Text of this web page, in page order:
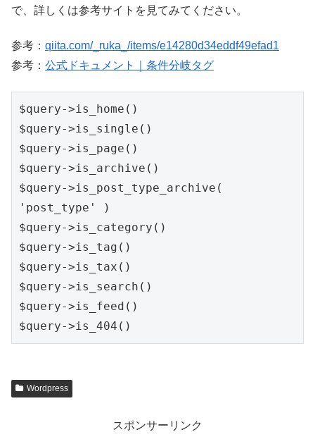
で、詳しくは参考サイトを見てみてください。
参考： qiita.com/_ruka_/items/e14280d34eddf49efad1
参考： 公式ドキュメント｜条件分岐タグ
$query->is_home()
$query->is_single()
$query->is_page()
$query->is_archive()
$query->is_post_type_archive(
'post_type' )
$query->is_category()
$query->is_tag()
$query->is_tax()
$query->is_search()
$query->is_feed()
$query->is_404()
Wordpress
スポンサーリンク